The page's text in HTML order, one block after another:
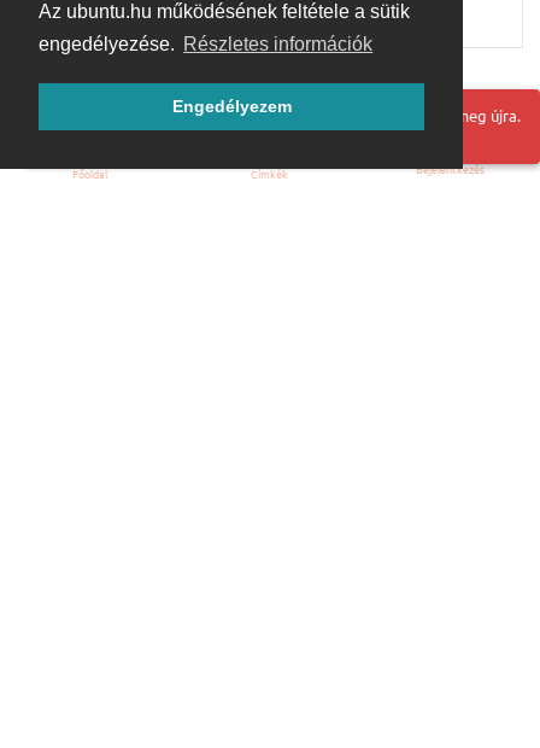
Az ubuntu.hu működésének feltétele a sütik
engedélyezése. Részletes információk
Engedélyezem
csuhas32kedveli ezt.
Hoppá! Valami hiba történt. Frissítse az oldalt és próbálja meg újra.
Főoldal Címkék Bejelentkezés